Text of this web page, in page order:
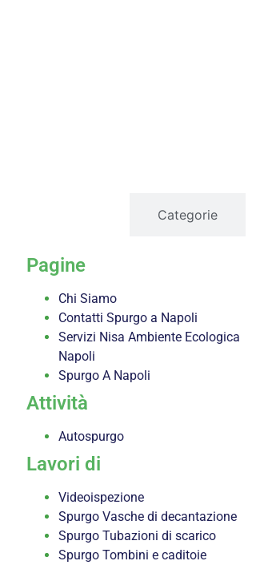
Categorie
Pagine
Chi Siamo
Contatti Spurgo a Napoli
Servizi Nisa Ambiente Ecologica
Napoli
Spurgo A Napoli
Attività
Autospurgo
Lavori di
Videoispezione
Spurgo Vasche di decantazione
Spurgo Tubazioni di scarico
Spurgo Tombini e caditoie